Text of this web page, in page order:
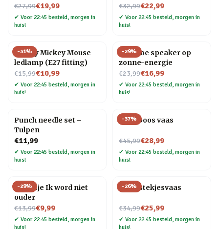
€27,99
Nu voor€19,99
✔ Voor 22:45 besteld, morgen in
huis!
keramische voet
€32,99
Nu voor€22,99
✔ Voor 22:45 besteld, morgen in
huis!
-31%
Disney Mickey Mouse
ledlamp (E27 fitting)
€15,99
Nu voor€10,99
✔ Voor 22:45 besteld, morgen in
huis!
-29%
Bamboe speaker op
zonne-energie
€23,99
Nu voor€16,99
✔ Voor 22:45 besteld, morgen in
huis!
Punch needle set –
Tulpen
€11,99
✔ Voor 22:45 besteld, morgen in
huis!
-37%
Framboos vaas
€45,99
Nu voor€28,99
✔ Voor 22:45 besteld, morgen in
huis!
-29%
Tegeltje Ik word niet
ouder
€13,99
Nu voor€9,99
✔ Voor 22:45 besteld, morgen in
huis!
-26%
Flora stekjesvaas
€34,99
Nu voor€25,99
✔ Voor 22:45 besteld, morgen in
huis!